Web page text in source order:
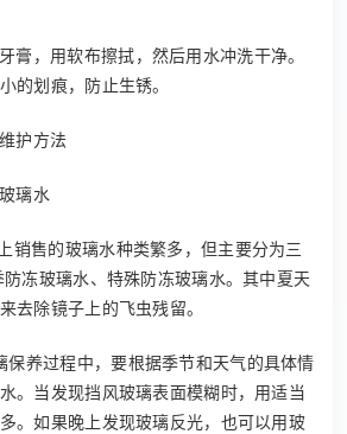
膏，用软布擦拭，然后用水冲洗干净。
的划痕，防止生锈。
护方法
璃水
销售的玻璃水种类繁多，但主要分为三
冻玻璃水、特殊防冻玻璃水。其中夏天
去除镜子上的飞虫残留。
保养过程中，要根据季节和天气的具体情
。当发现挡风玻璃表面模糊时，用适当
。如果晚上发现玻璃反光，也可以用玻